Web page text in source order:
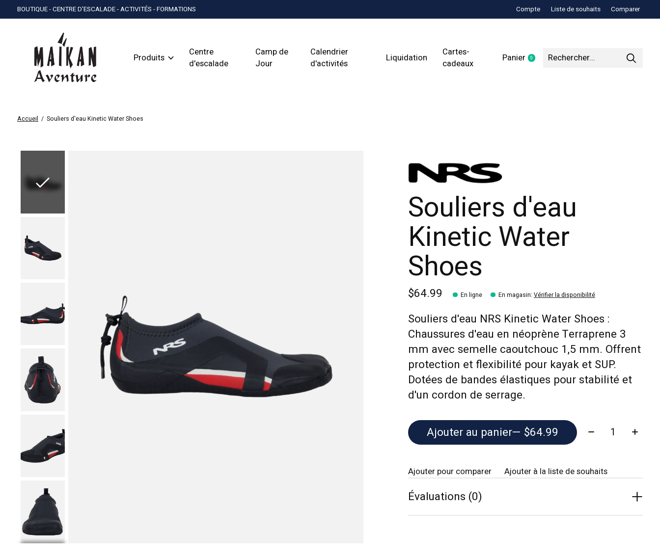
BOUTIQUE - CENTRE D'ESCALADE - ACTIVITÉS - FORMATIONS Compte Liste de souhaits Comparer
Produits
Centre
d'escalade
Camp de
Jour
Calendrier
d'activités
Liquidation
Cartes-
cadeaux
Panier 0items
Accueil / Souliers d'eau Kinetic Water Shoes
Souliers d'eau
Kinetic Water
Shoes
$64.99 En ligne En magasin: Vérifier la disponibilité
Souliers d'eau NRS Kinetic Water Shoes :
Chaussures d'eau en néoprène Terraprene 3
mm avec semelle caoutchouc 1,5 mm. Offrent
protection et flexibilité pour kayak et SUP.
Dotées de bandes élastiques pour stabilité et
d'un cordon de serrage.
Ajouter au panier — $64.99 Quantité:
Ajouter pour comparer Ajouter à la liste de souhaits
Évaluations (0)